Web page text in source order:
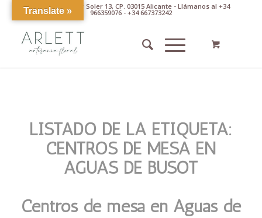
Av. Pintor Xavier Soler 13, CP. 03015 Alicante - Llámanos al +34
966359076 - +34 667373242
LISTADO DE LA ETIQUETA:
CENTROS DE MESA EN
AGUAS DE BUSOT
Centros de mesa en Aguas de
Translate »